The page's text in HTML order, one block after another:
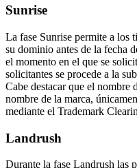
Sunrise
La fase Sunrise permite a los
su dominio antes de la fecha
el momento en el que se
solicitantes se procede a la
Cabe destacar que el
nombre de la marca,
mediante el Trademark
Landrush
Durante la fase Landrush las